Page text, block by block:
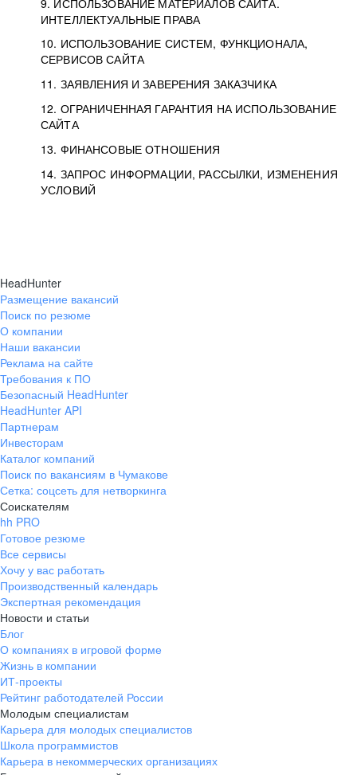
9. ИСПОЛЬЗОВАНИЕ МАТЕРИАЛОВ САЙТА.
ИНТЕЛЛЕКТУАЛЬНЫЕ ПРАВА
10. ИСПОЛЬЗОВАНИЕ СИСТЕМ, ФУНКЦИОНАЛА,
СЕРВИСОВ САЙТА
11. ЗАЯВЛЕНИЯ И ЗАВЕРЕНИЯ ЗАКАЗЧИКА
12. ОГРАНИЧЕННАЯ ГАРАНТИЯ НА ИСПОЛЬЗОВАНИЕ
САЙТА
13. ФИНАНСОВЫЕ ОТНОШЕНИЯ
14. ЗАПРОС ИНФОРМАЦИИ, РАССЫЛКИ, ИЗМЕНЕНИЯ
УСЛОВИЙ
HeadHunter
Размещение вакансий
Поиск по резюме
О компании
Наши вакансии
Реклама на сайте
Требования к ПО
Безопасный HeadHunter
HeadHunter API
Партнерам
Инвесторам
Каталог компаний
Поиск по вакансиям в Чумакове
Сетка: соцсеть для нетворкинга
Соискателям
hh PRO
Готовое резюме
Все сервисы
Хочу у вас работать
Производственный календарь
Экспертная рекомендация
Новости и статьи
Блог
О компаниях в игровой форме
Жизнь в компании
ИТ-проекты
Рейтинг работодателей России
Молодым специалистам
Карьера для молодых специалистов
Школа программистов
Карьера в некоммерческих организациях